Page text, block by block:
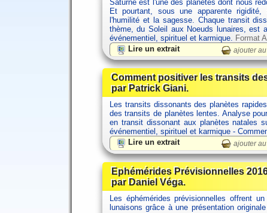
Saturne est l'une des planètes dont nous
Et pourtant, sous une apparente
l'humilité et la sagesse. Chaque transit
thème, du Soleil aux Noeuds lunaires, est
événementiel, spirituel et karmique. Format
Lire un extrait
ajouter
Comment positiver les transits
par Patrick Giani.
Les transits dissonants des planètes
des transits de planètes lentes. Analyse
en transit dissonant aux planètes natales
événementiel, spirituel et karmique -
Lire un extrait
ajouter
Ephémérides Prévisionnelles
par Daniel Véga.
Les éphémérides prévisionnelles offrent
lunaisons grâce à une présentation